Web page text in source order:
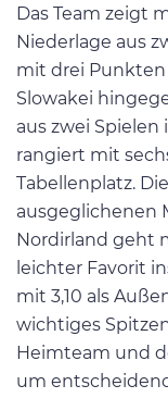
Das Team zeigt
Niederlage aus
mit drei Punkten
Slowakei
aus zwei
rangiert mit
Tabellenplatz.
ausgeglichenen
Nordirland geht
leichter Favorit
mit 3,10 als
wichtiges
Heimteam und
um